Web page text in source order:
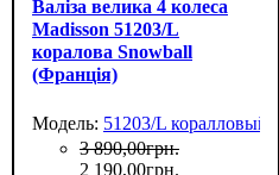
Валіза велика 4 колеса
Madisson 51203/L
коралова Snowball
(Франція)
Модель: 51203/L коралловый
3 890,00грн.
2 190,00грн.